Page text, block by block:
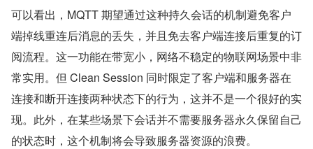
可以看出，MQTT 期望通过这种持久会话的机制避免客户
端掉线重连后消息的丢失，并且免去客户端连接后重复的订
阅流程。这一功能在带宽小，网络不稳定的物联网场景中非
常实用。但 Clean Session 同时限定了客户端和服务器在
连接和断开连接两种状态下的行为，这并不是一个很好的实
现。此外，在某些场景下会话并不需要服务器永久保留自己
的状态时，这个机制将会导致服务器资源的浪费。